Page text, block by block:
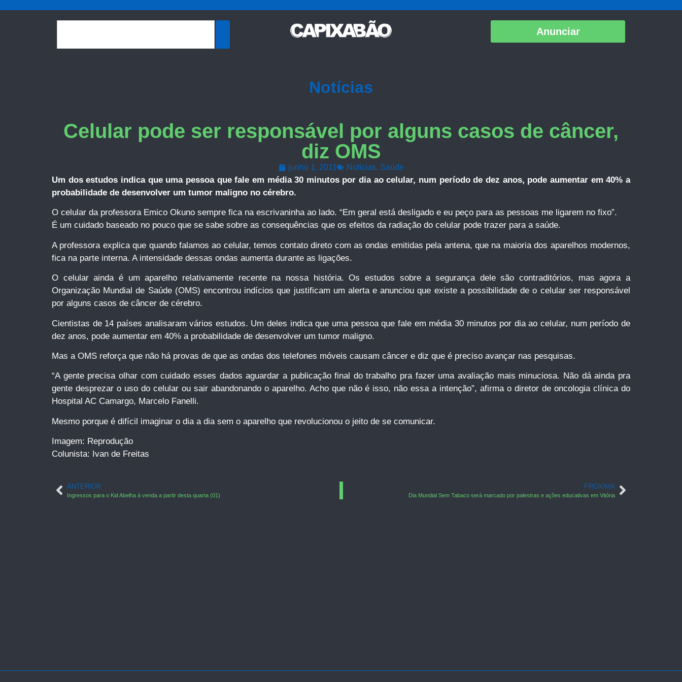
Anunciar
Notícias
Celular pode ser responsável por alguns casos de câncer,
diz OMS
junho 1, 2011 Notícias, Saúde
Um dos estudos indica que uma pessoa que fale em média 30 minutos por dia ao celular, num período de dez anos, pode aumentar em 40% a
probabilidade de desenvolver um tumor maligno no cérebro.
O celular da professora Emico Okuno sempre fica na escrivaninha ao lado. “Em geral está desligado e eu peço para as pessoas me ligarem no fixo”.
É um cuidado baseado no pouco que se sabe sobre as consequências que os efeitos da radiação do celular pode trazer para a saúde.
A professora explica que quando falamos ao celular, temos contato direto com as ondas emitidas pela antena, que na maioria dos aparelhos modernos,
fica na parte interna. A intensidade dessas ondas aumenta durante as ligações.
O celular ainda é um aparelho relativamente recente na nossa história. Os estudos sobre a segurança dele são contraditórios, mas agora a
Organização Mundial de Saúde (OMS) encontrou indícios que justificam um alerta e anunciou que existe a possibilidade de o celular ser responsável
por alguns casos de câncer de cérebro.
Cientistas de 14 países analisaram vários estudos. Um deles indica que uma pessoa que fale em média 30 minutos por dia ao celular, num período de
dez anos, pode aumentar em 40% a probabilidade de desenvolver um tumor maligno.
Mas a OMS reforça que não há provas de que as ondas dos telefones móveis causam câncer e diz que é preciso avançar nas pesquisas.
“A gente precisa olhar com cuidado esses dados aguardar a publicação final do trabalho pra fazer uma avaliação mais minuciosa. Não dá ainda pra
gente desprezar o uso do celular ou sair abandonando o aparelho. Acho que não é isso, não essa a intenção”, afirma o diretor de oncologia clínica do
Hospital AC Camargo, Marcelo Fanelli.
Mesmo porque é difícil imaginar o dia a dia sem o aparelho que revolucionou o jeito de se comunicar.
Imagem: Reprodução
Colunista: Ivan de Freitas
ANTERIOR
Ingressos para o Kid Abelha à venda a partir desta quarta (01)
PRÓXIMA
Dia Mundial Sem Tabaco será marcado por palestras e ações educativas em Vitória